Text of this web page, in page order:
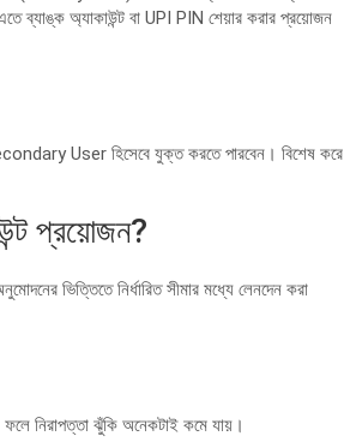
ব্যাঙ্ক অ্যাকাউন্ট বা UPI PIN শেয়ার করার প্রয়োজন
User হিসেবে যুক্ত করতে পারবেন। বিশেষ করে
প্রয়োজন?
ভিত্তিতে নির্ধারিত সীমার মধ্যে লেনদেন করা
নিরাপত্তা ঝুঁকি অনেকটাই কমে যায়।